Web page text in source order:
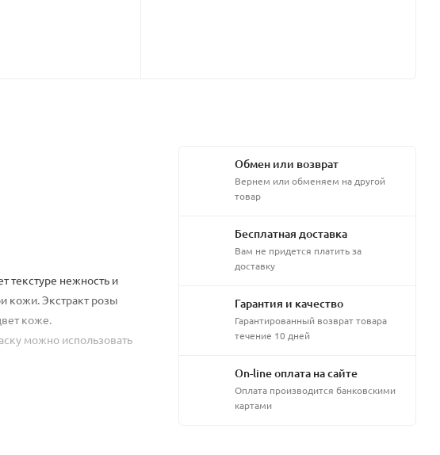
текстуре нежность и
кожи. Экстракт розы
коже.
можно использовать
Обмен или возврат
Вернем или обменяем на другой
товар
Бесплатная доставка
Вам не придется платить за
доставку
Гарантия и качество
Гарантированный возврат товара
течение 10 дней
On-line оплата на сайте
Оплата производится банковскими
картами